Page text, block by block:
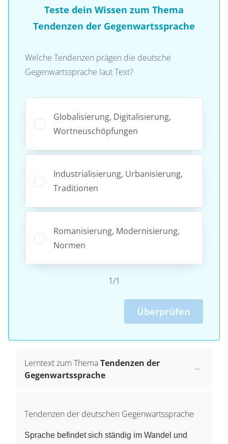
Teste dein Wissen zum Thema
Tendenzen der Gegenwartssprache
Welche Tendenzen prägen die deutsche
Gegenwartssprache laut Text?
Globalisierung, Digitalisierung,
Wortneuschöpfungen
Industrialisierung, Urbanisierung,
Traditionen
Romanisierung, Modernisierung,
Normen
1/1
Überprüfen
Lerntext zum ThemaTendenzen der
Gegenwartssprache
Tendenzen der deutschen Gegenwartssprache
Sprache befindet sich ständig im Wandel und